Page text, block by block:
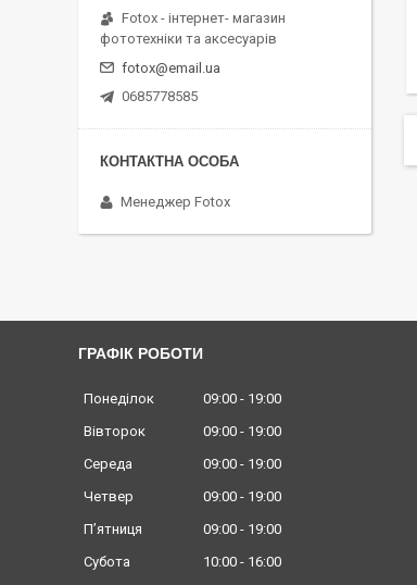
Fotox - інтернет- магазин
фототехніки та аксесуарів
fotox@email.ua
0685778585
Менеджер Fotox
ГРАФІК РОБОТИ
Понеділок 09:00
19:00
Вівторок
09:00
19:00
Середа
09:00
19:00
Четвер
09:00
19:00
Пʼятниця
09:00
19:00
Субота
10:00 16:00